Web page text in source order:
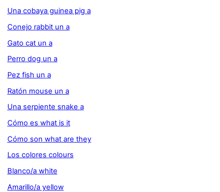
Una cobaya guinea pig a
Conejo rabbit un a
Gato cat un a
Perro dog un a
Pez fish un a
Ratón mouse un a
Una serpiente snake a
Cómo es what is it
Cómo son what are they
Los colores colours
Blanco/a white
Amarillo/a yellow